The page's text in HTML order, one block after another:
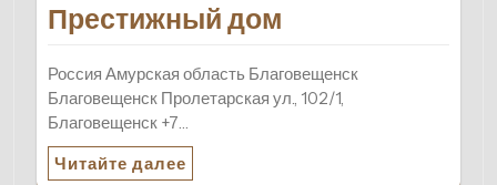
Престижный дом
Россия Амурская область Благовещенск
Благовещенск Пролетарская ул., 102/1,
Благовещенск +7…
Читайте далее